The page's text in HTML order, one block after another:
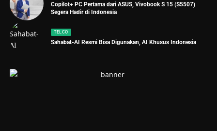
Copilot+ PC Pertama dari ASUS, Vivobook S 15 (S5507)
Segera Hadir di Indonesia
TELCO
Sahabat-AI Resmi Bisa Digunakan, AI Khusus Indonesia